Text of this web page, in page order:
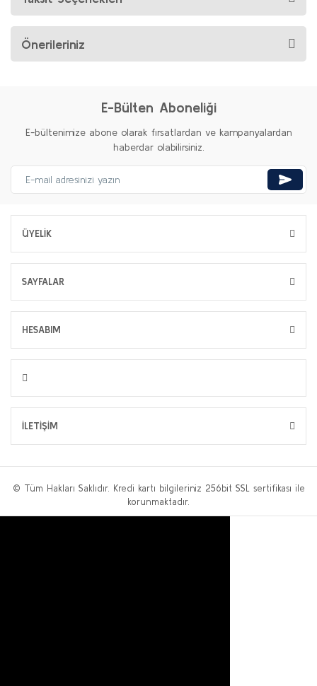
Önerileriniz
E-Bülten Aboneliği
E-bültenimize abone olarak fırsatlardan ve kampanyalardan
haberdar olabilirsiniz.
ÜYELİK
SAYFALAR
HESABIM
İLETİŞİM
© Tüm Hakları Saklıdır. Kredi kartı bilgileriniz 256bit SSL sertifikası ile
korunmaktadır.